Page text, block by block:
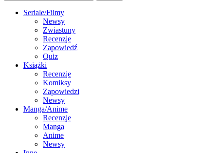
Seriale/Filmy
Newsy
Zwiastuny
Recenzje
Zapowiedź
Quiz
Książki
Recenzje
Komiksy
Zapowiedzi
Newsy
Manga/Anime
Recenzje
Manga
Anime
Newsy